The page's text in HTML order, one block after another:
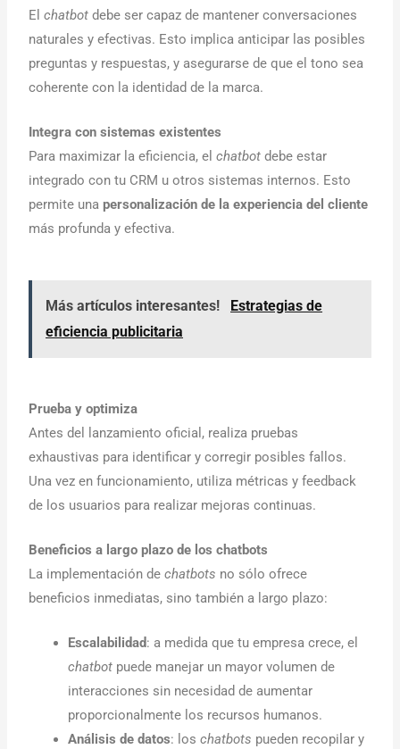
Elchatbotdebe ser capaz de mantener conversaciones
naturales y efectivas. Esto implica anticipar las posibles
preguntas y respuestas, y asegurarse de que el tono sea
coherente con la identidad de la marca.
Integra con sistemas existentes
Para maximizar la eficiencia, elchatbot debe estar
integrado con tu CRM u otros sistemas internos. Esto
permite unapersonalización de la experiencia del cliente
más profunda y efectiva.
Más artículos interesantes!
Estrategias de
eficiencia publicitaria
Prueba y optimiza
Antes del lanzamiento oficial, realiza pruebas
exhaustivas para identificar y corregir posibles fallos.
Una vez en funcionamiento, utiliza métricas y feedback
de los usuarios para realizar mejoras continuas.
Beneficios a largo plazo de los chatbots
La implementación dechatbots no sólo ofrece
beneficios inmediatas, sino también a largo plazo:
Escalabilidad: a medida que tu empresa crece, el
chatbot puede manejar un mayor volumen de
interacciones sin necesidad de aumentar
proporcionalmente los recursos humanos.
Análisis de datos: loschatbots pueden recopilar y